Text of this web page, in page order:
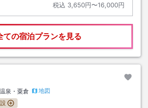
税込 3,650円〜16,000円
ての宿泊プランを見る
泉・粟倉
地図